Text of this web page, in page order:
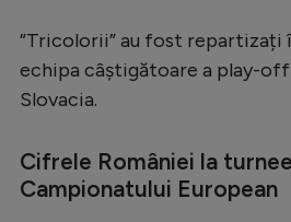
EURO 2024
”Tricolorii” au fost repartizați
echipa câștigătoare a play-
Slovacia.
Cifrele României la
Campionatului European